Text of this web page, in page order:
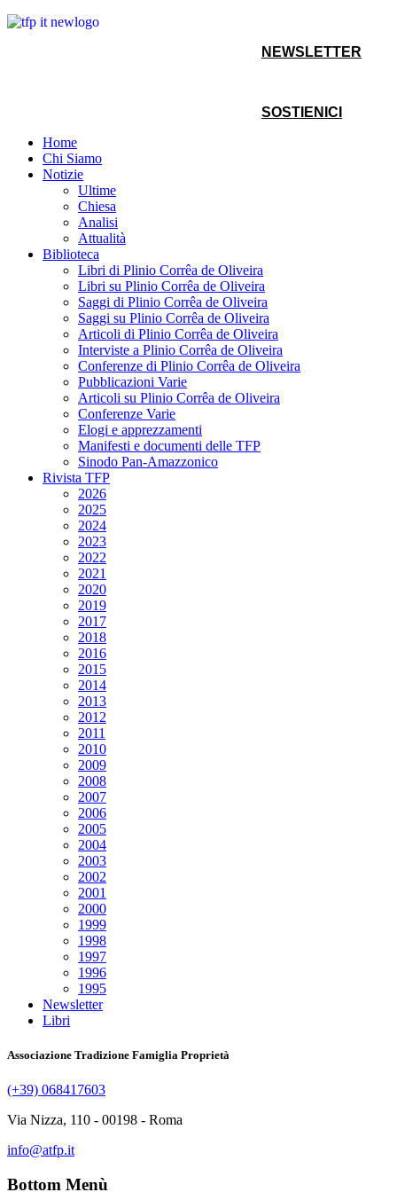
NEWSLETTER
SOSTIENICI
Home
Chi Siamo
Notizie
Ultime
Chiesa
Analisi
Attualità
Biblioteca
Libri di Plinio Corrêa de Oliveira
Libri su Plinio Corrêa de Oliveira
Saggi di Plinio Corrêa de Oliveira
Saggi su Plinio Corrêa de Oliveira
Articoli di Plinio Corrêa de Oliveira
Interviste a Plinio Corrêa de Oliveira
Conferenze di Plinio Corrêa de Oliveira
Pubblicazioni Varie
Articoli su Plinio Corrêa de Oliveira
Conferenze Varie
Elogi e apprezzamenti
Manifesti e documenti delle TFP
Sinodo Pan-Amazzonico
Rivista TFP
2026
2025
2024
2023
2022
2021
2020
2019
2017
2018
2016
2015
2014
2013
2012
2011
2010
2009
2008
2007
2006
2005
2004
2003
2002
2001
2000
1999
1998
1997
1996
1995
Newsletter
Libri
Associazione Tradizione Famiglia Proprietà
(+39) 068417603
Via Nizza, 110 - 00198 - Roma
info@atfp.it
Bottom Menù